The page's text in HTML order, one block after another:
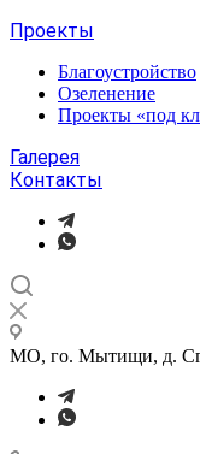
Проекты
Благоустройство
Озеленение
Проекты «под
Галерея
Контакты
МО, го. Мытищи, д.